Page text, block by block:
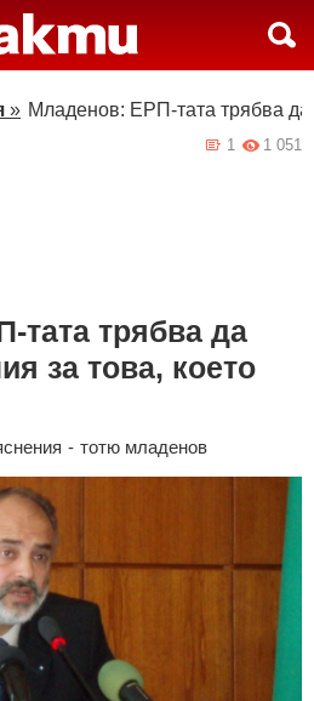
» Младенов: ЕРП-тата трябва да
1 051
1
тата трябва да
за това, което
- тотю младенов